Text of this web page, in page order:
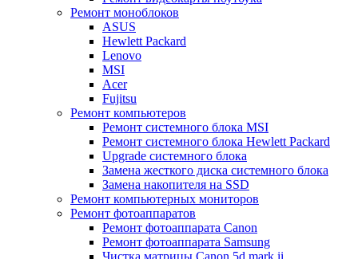
Ремонт моноблоков
ASUS
Hewlett Packard
Lenovo
MSI
Acer
Fujitsu
Ремонт компьютеров
Ремонт системного блока MSI
Ремонт системного блока Hewlett Packard
Upgrade системного блока
Замена жесткого диска системного блока
Замена накопителя на SSD
Ремонт компьютерных мониторов
Ремонт фотоаппаратов
Ремонт фотоаппарата Canon
Ремонт фотоаппарата Samsung
Чистка матрицы Canon 5d mark ii